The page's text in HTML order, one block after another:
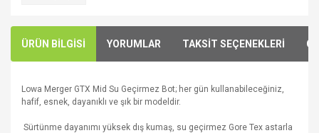
ÜRÜN BİLGİSİ YORUMLAR TAKSİT SEÇENEKLERİ
Lowa Merger GTX Mid Su Geçirmez Bot; her gün kullanabileceğiniz,
hafif, esnek, dayanıklı ve şık bir modeldir.
Sürtünme dayanımı yüksek dış kumaş, su geçirmez Gore Tex astarla